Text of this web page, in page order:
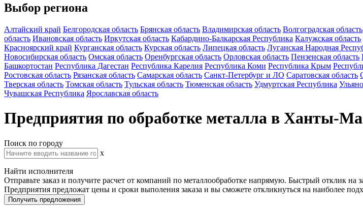
Выбор региона
Алтайский край Белгородская область Брянская область Владимирская область Волгоградская область
область Ивановская область Иркутская область Кабардино-Балкарская Республика Калужская область
Красноярский край Курганская область Курская область Липецкая область Луганская Народная
Новосибирская область Омская область Оренбургская область Орловская область Пензенская область
Башкортостан Республика Дагестан Республика Карелия Республика Коми Республика Крым
Ростовская область Рязанская область Самарская область Санкт-Петербург и ЛО Саратовская область
Тверская область Томская область Тульская область Тюменская область Удмуртская Республика
Чувашская Республика Ярославская область
Предприятия по обработке металла в Ханты-
Поиск по городу
x
Найти исполнителя
Отправьте заказ и получите расчет от компаний по металлообработке напрямую. Быстрый отклик на
Предприятия предложат цены и сроки выполения заказа и вы сможете откликнуться на наиболее
Получить предложения